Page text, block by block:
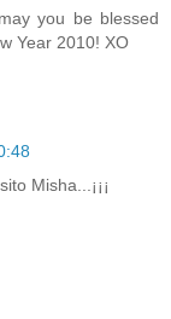
you be blessed
Year 2010! XO
Misha...¡¡¡